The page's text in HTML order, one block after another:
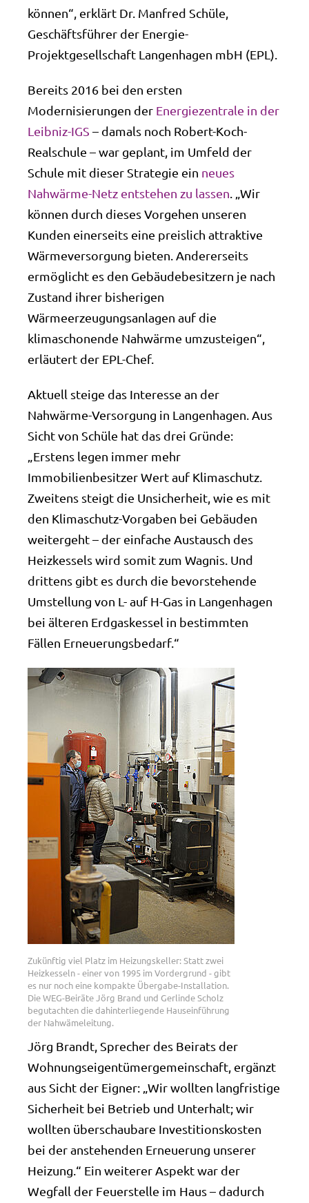
können“, erklärt Dr. Manfred Schüle,
Geschäftsführer der Energie-
Projektgesellschaft Langenhagen mbH (EPL).
Bereits 2016 bei den ersten
Modernisierungen der Energiezentrale in der
Leibniz-IGS – damals noch Robert-Koch-
Realschule – war geplant, im Umfeld der
Schule mit dieser Strategie ein neues
Nahwärme-Netz entstehen zu lassen . „Wir
können durch dieses Vorgehen unseren
Kunden einerseits eine preislich attraktive
Wärmeversorgung bieten. Andererseits
ermöglicht es den Gebäudebesitzern je nach
Zustand ihrer bisherigen
Wärmeerzeugungsanlagen auf die
klimaschonende Nahwärme umzusteigen“,
erläutert der EPL-Chef.
Aktuell steige das Interesse an der
Nahwärme-Versorgung in Langenhagen. Aus
Sicht von Schüle hat das drei Gründe:
„Erstens legen immer mehr
Immobilienbesitzer Wert auf Klimaschutz.
Zweitens steigt die Unsicherheit, wie es mit
den Klimaschutz-Vorgaben bei Gebäuden
weitergeht – der einfache Austausch des
Heizkessels wird somit zum Wagnis. Und
drittens gibt es durch die bevorstehende
Umstellung von L- auf H-Gas in Langenhagen
bei älteren Erdgaskessel in bestimmten
Fällen Erneuerungsbedarf.“
Zukünftig viel Platz im Heizungskeller: Statt zwei
Heizkesseln - einer von 1995 im Vordergrund - gibt
es nur noch eine kompakte Übergabe-Installation.
Die WEG-Beiräte Jörg Brand und Gerlinde Scholz
begutachten die dahinterliegende Hauseinführung
der Nahwämeleitung.
Jörg Brandt, Sprecher des Beirats der
Wohnungseigentümergemeinschaft, ergänzt
aus Sicht der Eigner: „Wir wollten langfristige
Sicherheit bei Betrieb und Unterhalt; wir
wollten überschaubare Investitionskosten
bei der anstehenden Erneuerung unserer
Heizung.“ Ein weiterer Aspekt war der
Wegfall der Feuerstelle im Haus – dadurch